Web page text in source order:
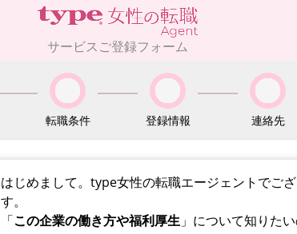
サービスご登録フォーム
転職条件 登録情報 連絡先
はじめまして。type女性の転職エージェントでござ
す。
「この企業の働き方や福利厚生 」について知りた